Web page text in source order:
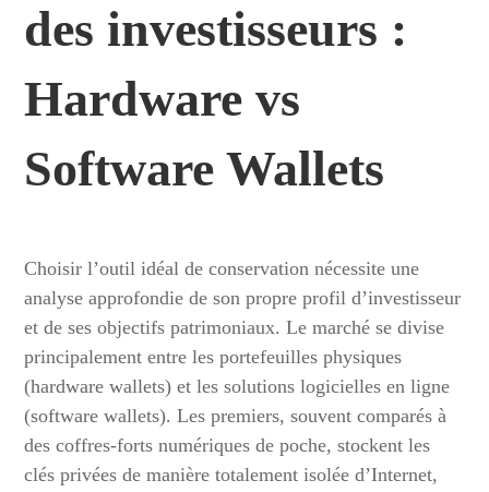
des investisseurs :
Hardware vs
Software Wallets
Choisir l’outil idéal de conservation nécessite une
analyse approfondie de son propre profil d’investisseur
et de ses objectifs patrimoniaux. Le marché se divise
principalement entre les portefeuilles physiques
(hardware wallets) et les solutions logicielles en ligne
(software wallets). Les premiers, souvent comparés à
des coffres-forts numériques de poche, stockent les
clés privées de manière totalement isolée d’Internet,